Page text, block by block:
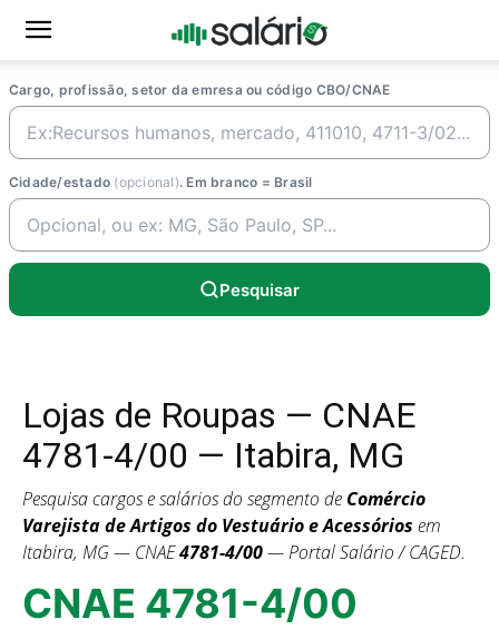
Cargo, profissão, setor da emresa ou código CBO/CNAE
Cidade/estado (opcional). Em branco = Brasil
Pesquisar
Lojas de Roupas — CNAE
4781-4/00 — Itabira, MG
Pesquisa cargos e salários do segmento de Comércio
Varejista de Artigos do Vestuário e Acessórios em
Itabira, MG — CNAE4781-4/00— Portal Salário / CAGED.
CNAE 4781-4/00